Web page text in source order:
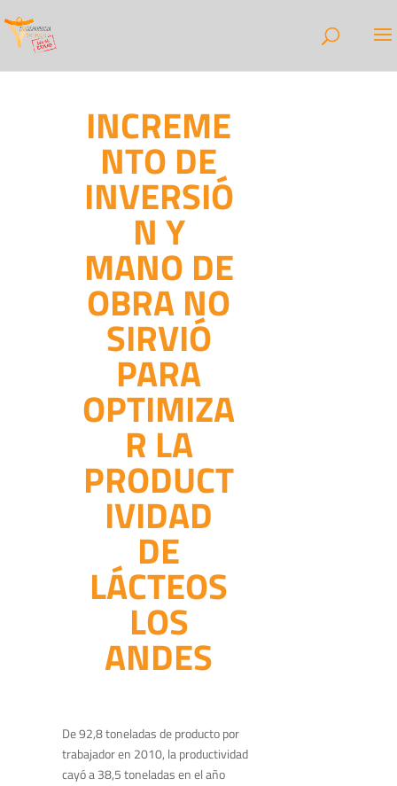
INCREME
NTO DE
INVERSIÓ
N Y
MANO DE
OBRA NO
SIRVIÓ
PARA
OPTIMIZA
R LA
PRODUCT
IVIDAD
DE
LÁCTEOS
LOS
ANDES
De 92,8 toneladas de producto por
trabajador en 2010, la productividad
cayó a 38,5 toneladas en el año